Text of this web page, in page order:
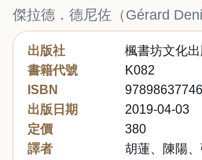
傑拉德．德尼佐（Gérard
出版社
楓書坊文化
書籍代號
K082
ISBN
出版日期
2019-04-03
定價
380
譯者
胡蓮、陳陽